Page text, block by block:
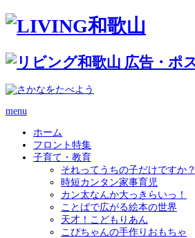
menu
ホーム
フロント特集
子育て・教育
それってうちの子だけですか？
時短カンタン家事育児
カン太なんか大っきらいっ！
ことばで広がる絵本の世界
天才！こどもりあん
こぴちゃんの手作りおもちゃ